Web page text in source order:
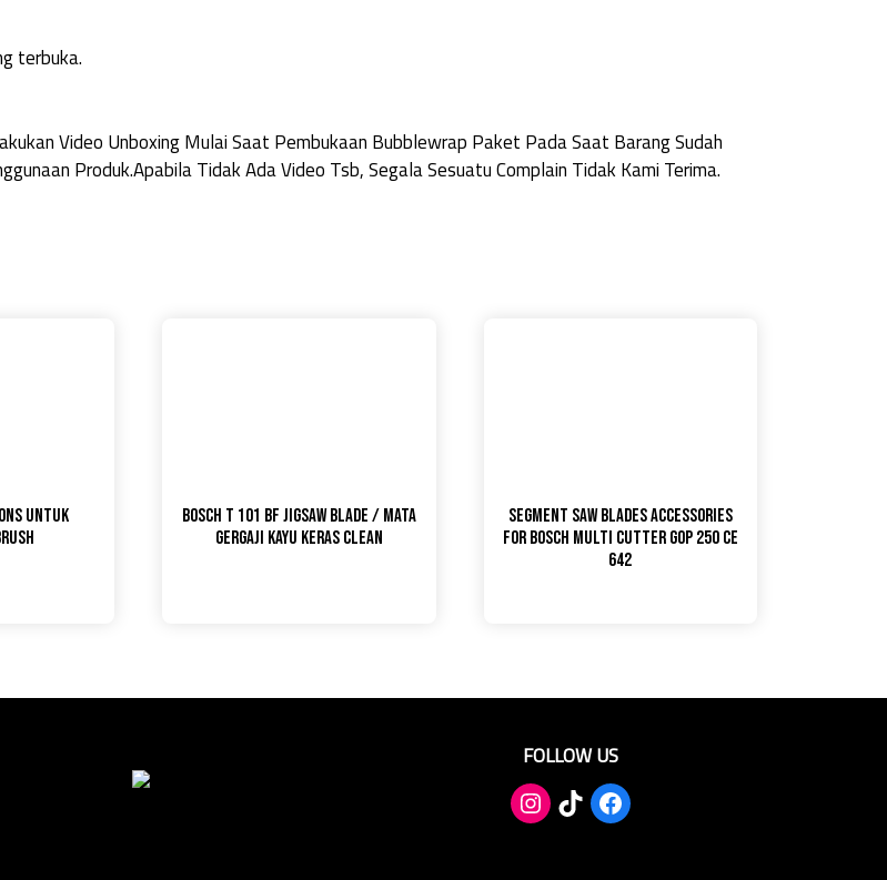
terbuka.
Video Unboxing Mulai Saat Pembukaan Bubblewrap Paket Pada Saat Barang Sudah
Produk.Apabila Tidak Ada Video Tsb, Segala Sesuatu Complain Tidak Kami Terima.
untuk
Bosch T 101 BF Jigsaw Blade / Mata
Gergaji Kayu Keras Clean
Segment Saw Blades Accessories
for Bosch Multi Cutter GOP 250 CE
642
FOLLOW US
TikTokFacebook